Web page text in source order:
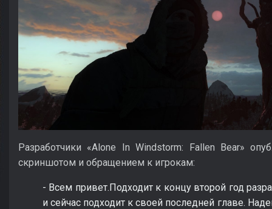
Разработчики «Alone In Windstorm: Fallen Bear»
скриншотом и обращением к игрокам:
- Всем привет.Подходит к концу второй год
и сейчас подходит к своей последней главе.